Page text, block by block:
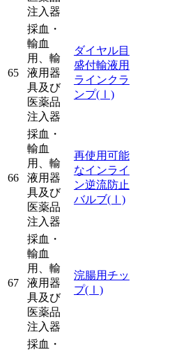
注入器
65
採血・
輸血
用、輸
液用器
具及び
医薬品
注入器
ダイヤル目
盛付輸液用
ラインクラ
ンプ(Ⅰ)
66
採血・
輸血
用、輸
液用器
具及び
医薬品
注入器
再使用可能
なインライ
ン逆流防止
バルブ(Ⅰ)
67
採血・
輸血
用、輸
液用器
具及び
医薬品
注入器
浣腸用チッ
プ(Ⅰ)
採血・